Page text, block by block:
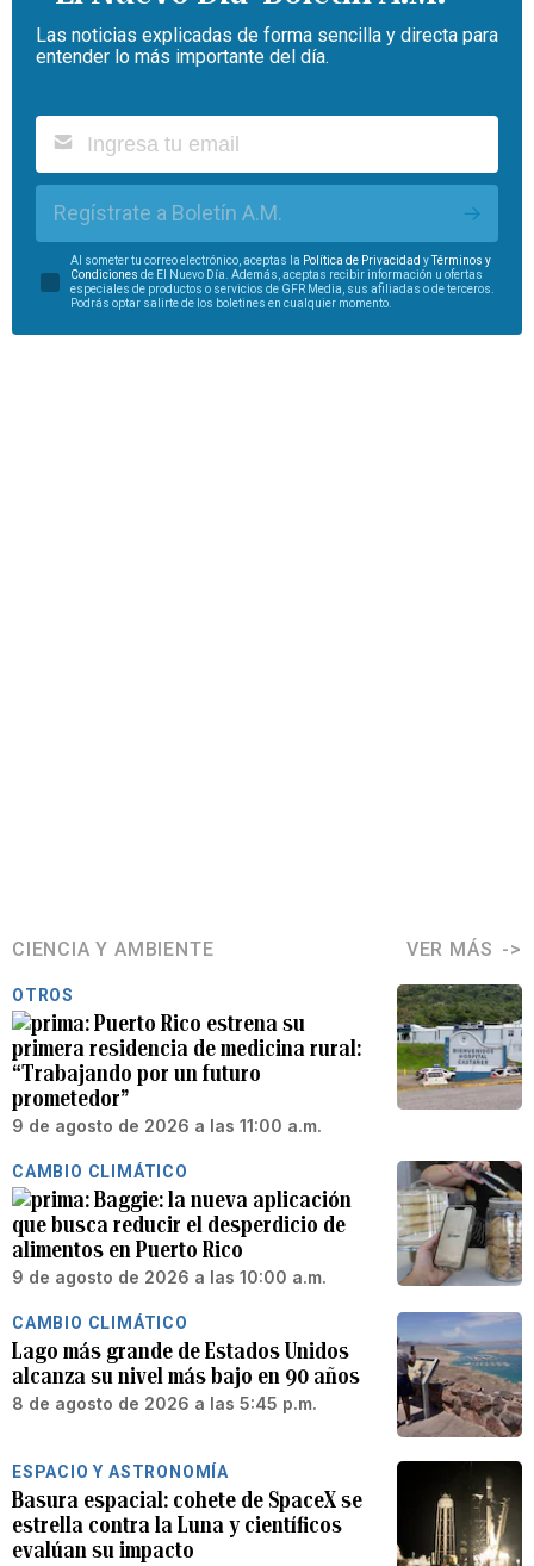
Las noticias explicadas de forma sencilla y directa para
entender lo más importante del día.
Regístrate a Boletín A.M.
Al someter tu correo electrónico, aceptas la Política de Privacidad yTérminos y
Condiciones de El Nuevo Día. Además, aceptas recibir información u ofertas
especiales de productos o servicios de GFR Media, sus afiliadas o de terceros.
Podrás optar salirte de los boletines en cualquier momento.
CIENCIA Y AMBIENTE VER MÁS
OTROS
Puerto Rico estrena su
primera residencia de medicina rural:
“Trabajando por un futuro
prometedor”
9 de agosto de 2026 a las 11:00 a.m.
CAMBIO CLIMÁTICO
Baggie: la nueva aplicación
que busca reducir el desperdicio de
alimentos en Puerto Rico
9 de agosto de 2026 a las 10:00 a.m.
CAMBIO CLIMÁTICO
Lago más grande de Estados Unidos
alcanza su nivel más bajo en 90 años
8 de agosto de 2026 a las 5:45 p.m.
ESPACIO Y ASTRONOMÍA
Basura espacial: cohete de SpaceX se
estrella contra la Luna y científicos
evalúan su impacto